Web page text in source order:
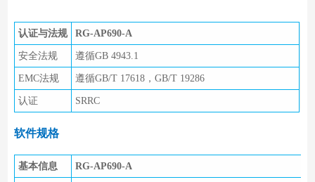
认证与法规 RG-AP690-A
安全法规 遵循GB 4943.1
EMC法规 遵循GB/T 17618，GB/T 19286
认证 SRRC
软件规格
基本信息 RG-AP690-A